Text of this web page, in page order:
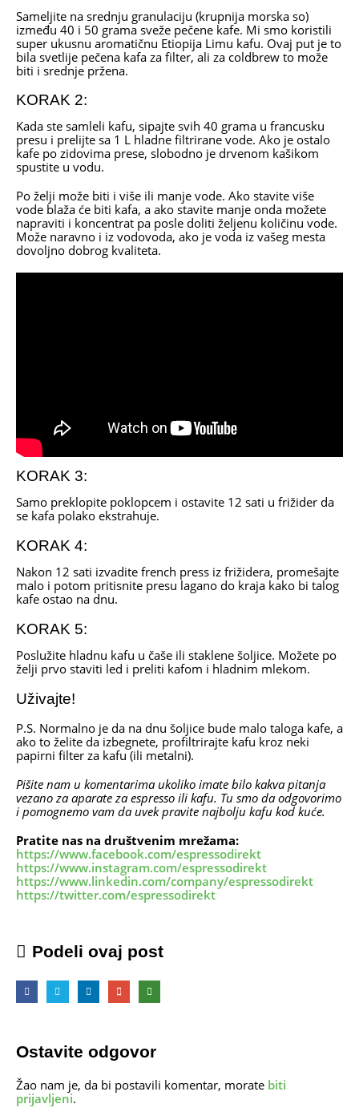
Sameljite na srednju granulaciju (krupnija morska so)
između 40 i 50 grama sveže pečene kafe. Mi smo koristili
super ukusnu aromatičnu Etiopija Limu kafu. Ovaj put je to
bila svetlije pečena kafa za filter, ali za coldbrew to može
biti i srednje pržena.
KORAK 2:
Kada ste samleli kafu, sipajte svih 40 grama u francusku
presu i prelijte sa 1 L hladne filtrirane vode. Ako je ostalo
kafe po zidovima prese, slobodno je drvenom kašikom
spustite u vodu.
Po želji može biti i više ili manje vode. Ako stavite više
vode blaža će biti kafa, a ako stavite manje onda možete
napraviti i koncentrat pa posle doliti željenu količinu vode.
Može naravno i iz vodovoda, ako je voda iz vašeg mesta
dovoljno dobrog kvaliteta.
KORAK 3:
Samo preklopite poklopcem i ostavite 12 sati u frižider da
se kafa polako ekstrahuje.
KORAK 4:
Nakon 12 sati izvadite french press iz frižidera, promešajte
malo i potom pritisnite presu lagano do kraja kako bi talog
kafe ostao na dnu.
KORAK 5:
Poslužite hladnu kafu u čaše ili staklene šoljice. Možete po
želji prvo staviti led i preliti kafom i hladnim mlekom.
Uživajte!
P.S. Normalno je da na dnu šoljice bude malo taloga kafe, a
ako to želite da izbegnete, profiltrirajte kafu kroz neki
papirni filter za kafu (ili metalni).
Pišite nam u komentarima ukoliko imate bilo kakva pitanja
vezano za aparate za espresso ili kafu. Tu smo da odgovorimo
i pomognemo vam da uvek pravite najbolju kafu kod kuće.
Pratite nas na društvenim mrežama:
https://www.facebook.com/espressodirekt
https://www.instagram.com/espressodirekt
https://www.linkedin.com/company/espressodirekt
https://twitter.com/espressodirekt
Podeli ovaj post
Ostavite odgovor
Žao nam je, da bi postavili komentar, morate biti
prijavljeni.